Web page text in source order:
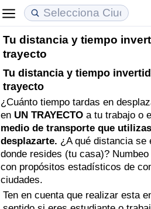
Tu distancia y tiempo
trayecto
Tu distancia y tiempo
trayecto
¿Cuánto tiempo tardas en
en UN TRAYECTO a tu trabajo o
medio de transporte que
desplazarte. ¿A qué distancia se
donde resides (tu casa)?
con propósitos estadísticos de
ciudades.
Ten en cuenta que realizar esta
Coste de vida
Índice de Costo de Vida
Índice de Costo de Vida
Índice de costo de vida por país
en aqaba
Precios de las propiedades
Índice de Precios de
Índice de Precios de Inmuebles
Índice de Precios de
Calidad de Vida
Índice de Calidad de Vida
Índice de Calidad de Vida
Índice de calidad de vida por
Delincuencia
Calificación del Índice de